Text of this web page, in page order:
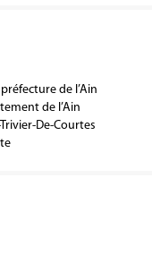
de l’Ain
de l’Ain
De-Courtes